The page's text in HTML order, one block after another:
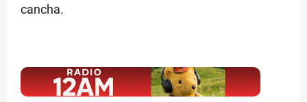
cancha.